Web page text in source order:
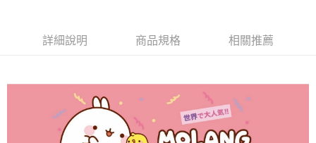
每筆NT$65，滿NT$999(含以上)免運費
付款後7-11取貨
每筆NT$65，滿NT$999(含以上)免運費
詳細說明 商品規格 相關推薦